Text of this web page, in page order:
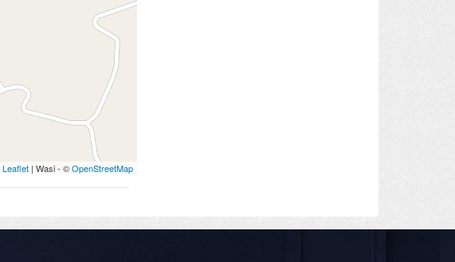
Leaflet | Wasi - ©OpenStreetMap